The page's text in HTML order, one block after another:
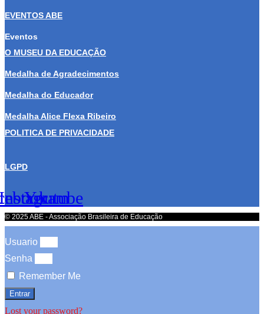
EVENTOS ABE
Eventos
O MUSEU DA EDUCAÇÃO
Medalha de Agradecimentos
Medalha do Educador
Medalha Alice Flexa Ribeiro
POLITICA DE PRIVACIDADE
LGPD
Youtube
© 2025 ABE - Associação Brasileira de Educação
Usuario
Senha
Remember Me
Entrar
Lost your password?